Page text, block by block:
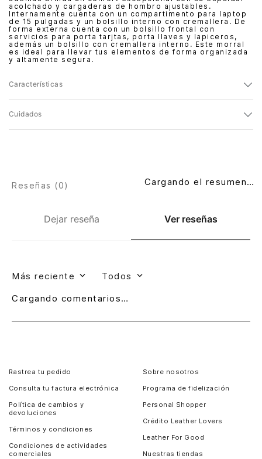
acolchado y cargaderas de hombro ajustables.
Internamente cuenta con un compartimento para laptop
de 15 pulgadas y un bolsillo interno con cremallera. De
forma externa cuenta con un bolsillo frontal con
servicios para porta tarjtas, porta llaves y lapiceros,
además un bolsillo con cremallera interno. Este morral
es ideal para llevar tus elementos de forma organizada
y altamente segura.
Características
Cuidados
Dejar reseña Ver reseñas
Reseñas (0) Cargando el resumen…
Más reciente Todos
Cargando comentarios…
Rastrea tu pedido
Consulta tu factura electrónica
Política de cambios y
devoluciones
Términos y condiciones
Condiciones de actividades
comerciales
Sobre nosotros
Programa de fidelización
Personal Shopper
Crédito Leather Lovers
Leather For Good
Nuestras tiendas